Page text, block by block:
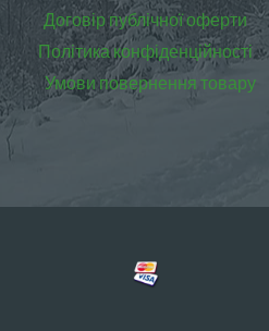
Договір публічної оферти
Політика конфіденційності
Умови повернення товару